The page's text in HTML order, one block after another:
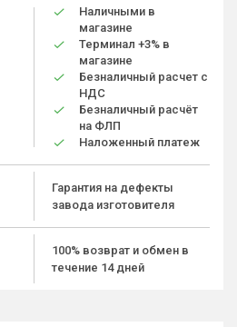
Наличными в
магазине
Терминал +3% в
магазине
Безналичный расчет с
НДС
Безналичный расчёт
на ФЛП
Наложенный платеж
Гарантия на дефекты
завода изготовителя
100% возврат и обмен в
течение 14 дней